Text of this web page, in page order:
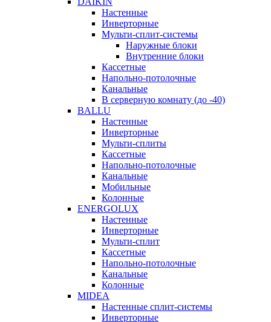
Настенные
Инверторные
Мульти-сплит-системы
Наружные блоки
Внутренние блоки
Кассетные
Напольно-потолочные
Канальные
В серверную комнату (до -40)
BALLU
Настенные
Инверторные
Мульти-сплиты
Кассетные
Напольно-потолочные
Канальные
Мобильные
Колонные
ENERGOLUX
Настенные
Инверторные
Мульти-сплит
Кассетные
Напольно-потолочные
Канальные
Колонные
MIDEA
Настенные сплит-системы
Инверторные